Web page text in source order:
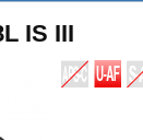
IS III